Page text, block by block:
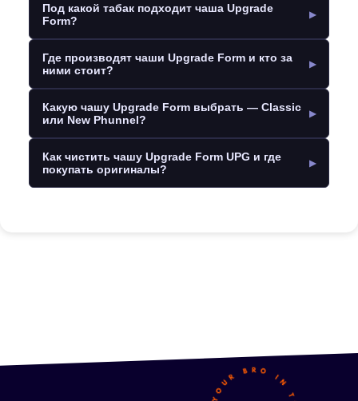
Под какой табак подходит чаша Upgrade
Form?
Где производят чаши Upgrade Form и кто за
ними стоит?
Какую чашу Upgrade Form выбрать — Classic
или New Phunnel?
Как чистить чашу Upgrade Form UPG и где
покупать оригиналы?